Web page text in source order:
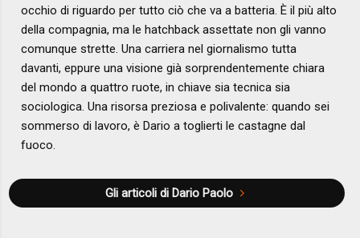
occhio di riguardo per tutto ciò che va a batteria. È il più alto
della compagnia, ma le hatchback assettate non gli vanno
comunque strette. Una carriera nel giornalismo tutta
davanti, eppure una visione già sorprendentemente chiara
del mondo a quattro ruote, in chiave sia tecnica sia
sociologica. Una risorsa preziosa e polivalente: quando sei
sommerso di lavoro, è Dario a toglierti le castagne dal
fuoco.
Gli articoli di Dario Paolo